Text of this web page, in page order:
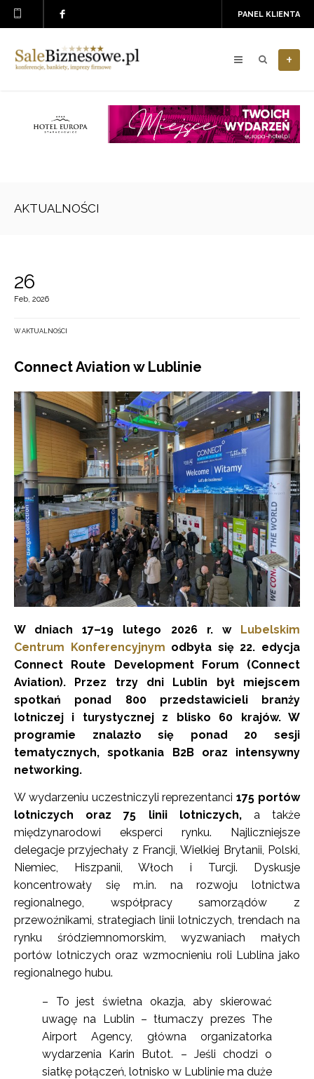
PANEL KLIENTA
+
AKTUALNOŚCI
26
Feb, 2026
W AKTUALNOŚCI
Connect Aviation w Lublinie
W dniach 17–19 lutego 2026 r. w Lubelskim
Centrum Konferencyjnym odbyła się 22. edycja
Connect Route Development Forum (Connect
Aviation). Przez trzy dni Lublin był miejscem
spotkań ponad 800 przedstawicieli branży
lotniczej i turystycznej z blisko 60 krajów. W
programie znalazło się ponad 20 sesji
tematycznych, spotkania B2B oraz intensywny
networking.
W wydarzeniu uczestniczyli reprezentanci 175 portów
lotniczych oraz 75 linii lotniczych,a także
międzynarodowi eksperci rynku. Najliczniejsze
delegacje przyjechały z Francji, Wielkiej Brytanii, Polski,
Niemiec, Hiszpanii, Włoch i Turcji. Dyskusje
koncentrowały się m.in. na rozwoju lotnictwa
regionalnego, współpracy samorządów z
przewoźnikami, strategiach linii lotniczych, trendach na
rynku śródziemnomorskim, wyzwaniach małych
portów lotniczych oraz wzmocnieniu roli Lublina jako
regionalnego hubu.
– To jest świetna okazja, aby skierować
uwagę na Lublin – tłumaczy prezes The
Airport Agency, główna organizatorka
wydarzenia Karin Butot. – Jeśli chodzi o
siatkę połączeń, lotnisko w Lublinie ma duże